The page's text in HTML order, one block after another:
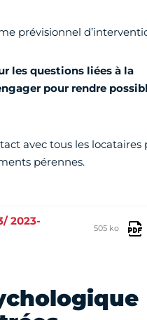
prévisionnel
les questions liées à la
pour rendre
avec tous les locataires
pérennes.
2023-
505 ko